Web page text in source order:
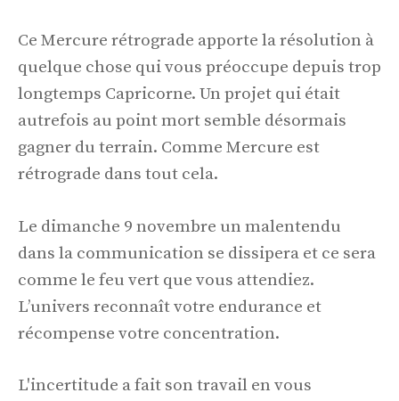
Ce Mercure rétrograde apporte la résolution à
quelque chose qui vous préoccupe depuis trop
longtemps Capricorne. Un projet qui était
autrefois au point mort semble désormais
gagner du terrain. Comme Mercure est
rétrograde dans tout cela.
Le dimanche 9 novembre un malentendu
dans la communication se dissipera et ce sera
comme le feu vert que vous attendiez.
L’univers reconnaît votre endurance et
récompense votre concentration.
L'incertitude a fait son travail en vous